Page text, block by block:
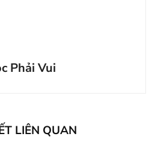
Phải Vui
LIÊN QUAN